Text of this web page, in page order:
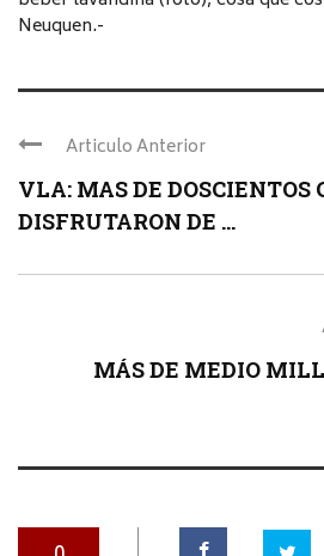
Neuquen.-
Articulo Anterior
VLA: MAS DE DOSCIENTOS
DISFRUTARON DE ...
MÁS DE MEDIO